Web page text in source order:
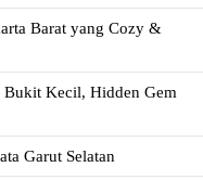
Barat yang Cozy &
Bukit Kecil, Hidden Gem
Garut Selatan